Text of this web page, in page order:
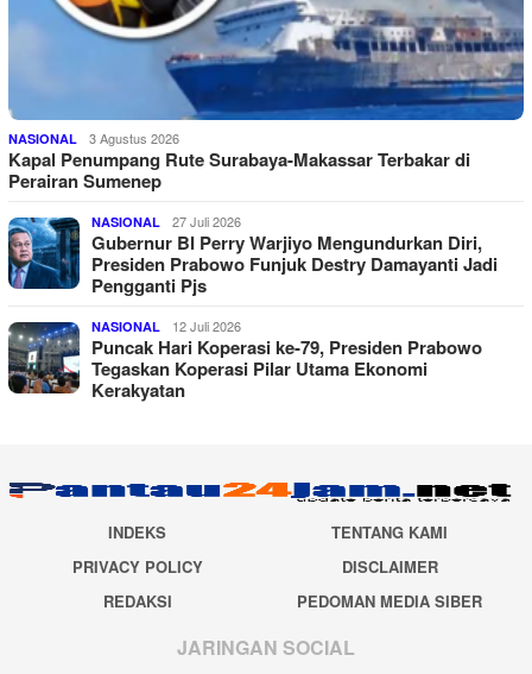
NASIONAL 3 Agustus 2026
Kapal Penumpang Rute Surabaya-Makassar Terbakar di
Perairan Sumenep
NASIONAL 27 Juli 2026
Gubernur BI Perry Warjiyo Mengundurkan Diri,
Presiden Prabowo Funjuk Destry Damayanti Jadi
Pengganti Pjs
NASIONAL 12 Juli 2026
Puncak Hari Koperasi ke-79, Presiden Prabowo
Tegaskan Koperasi Pilar Utama Ekonomi
Kerakyatan
INDEKS
TENTANG KAMI
PRIVACY POLICY
DISCLAIMER
REDAKSI
PEDOMAN MEDIA SIBER
JARINGAN SOCIAL